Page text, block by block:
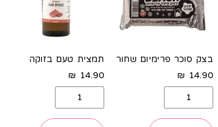
בצק סוכר פרימיום שחור
14.90
₪
תמצית טעם בזוקה
14.90
₪